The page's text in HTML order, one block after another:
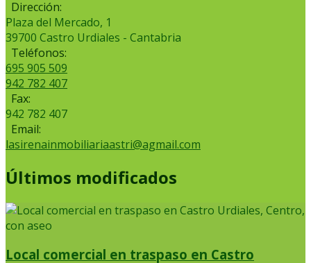
Dirección:
Plaza del Mercado, 1
39700 Castro Urdiales - Cantabria
Teléfonos:
695 905 509
942 782 407
Fax:
942 782 407
Email:
lasirenainmobiliariaastri@agmail.com
Últimos modificados
Local comercial en traspaso en Castro